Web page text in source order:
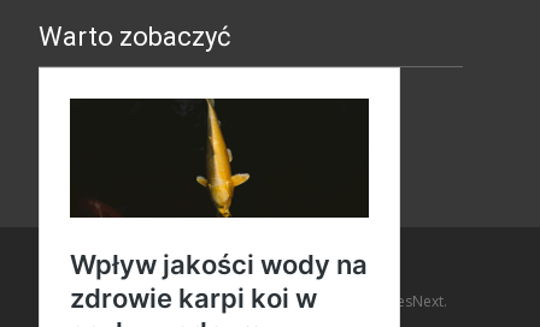
Warto zobaczyć
Copyright © Amaro Design
Powered by WordPress, Themei-design by TemplatesNext.